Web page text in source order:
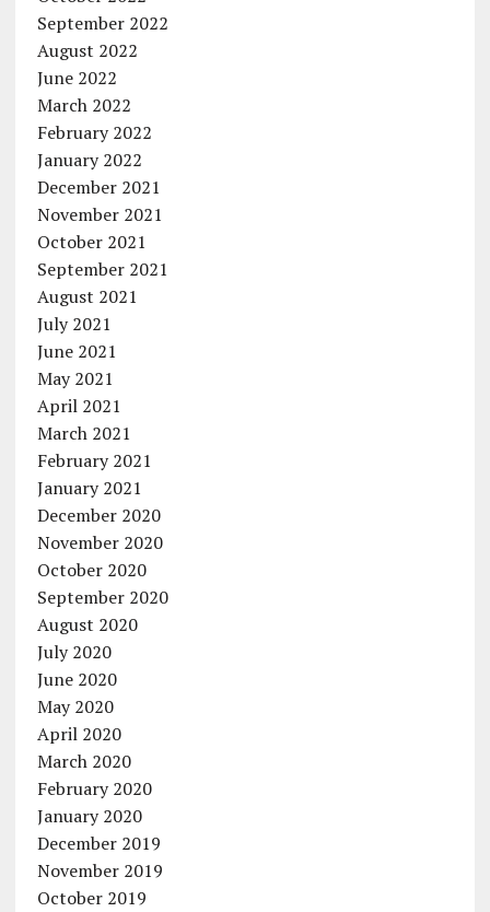
September 2022
August 2022
June 2022
March 2022
February 2022
January 2022
December 2021
November 2021
October 2021
September 2021
August 2021
July 2021
June 2021
May 2021
April 2021
March 2021
February 2021
January 2021
December 2020
November 2020
October 2020
September 2020
August 2020
July 2020
June 2020
May 2020
April 2020
March 2020
February 2020
January 2020
December 2019
November 2019
October 2019